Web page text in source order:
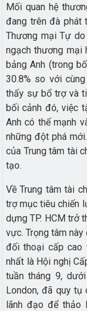
Mối quan hệ
đang trên đà phát
Thương mại Tự do
ngạch thương mại
bảng Anh (trong
30.8% so với
thấy sự bổ trợ và
bối cảnh đó, việc
Anh có thế mạnh
những đột phá
của Trung tâm tài
tạo.
Về Trung tâm tài
trợ mục tiêu chiến
dựng TP. HCM trở
vực. Trọng tâm
đối thoại cấp cao
nhất là Hội nghị
tuần tháng 9,
London, đã quy tụ
lãnh đạo để thảo